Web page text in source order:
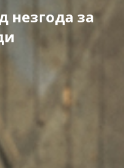
незгода за